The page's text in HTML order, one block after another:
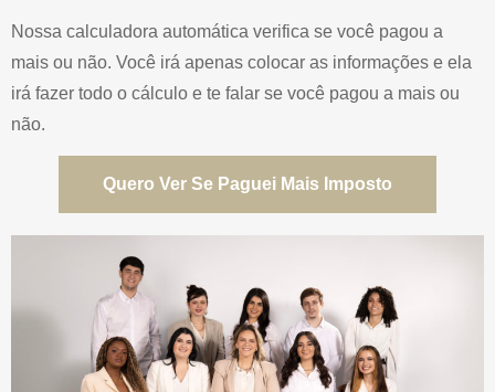
Nossa calculadora automática verifica se você pagou a
mais ou não. Você irá apenas colocar as informações e ela
irá fazer todo o cálculo e te falar se você pagou a mais ou
não.
Quero Ver Se Paguei Mais Imposto